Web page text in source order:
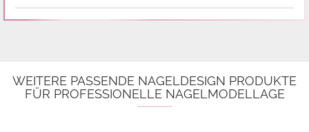
WEITERE PASSENDE NAGELDESIGN PRODUKTE
FÜR PROFESSIONELLE NAGELMODELLAGE